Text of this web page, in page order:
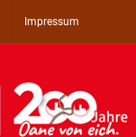
Impressum